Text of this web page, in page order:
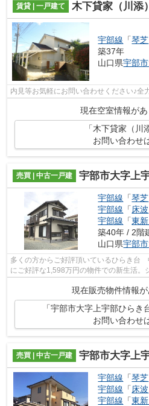
賃貸 | 一戸建て 木下貸家（川添）
宇部線 「琴芝
築37年
山口県宇部市
内見等お気軽にお問い合わせください♪全
現在空室情報があ
「木下貸家（川
お問い合わせ
売買 | 中古一戸建 宇部市大字上宇部
宇部線 「琴芝
宇部線 「 床波
宇部線 「東新
築40年 / 2階
山口県宇部市
多くの方からご好評頂いているひらき台
にご好評な1,598万円の物件での新生活。
現在販売物件情報が
「宇部市大字上宇部ひら
お問い合わせ
売買 | 中古一戸建 宇部市大字上宇部
宇部線 「琴芝
宇部線 「床波
宇部線 「東